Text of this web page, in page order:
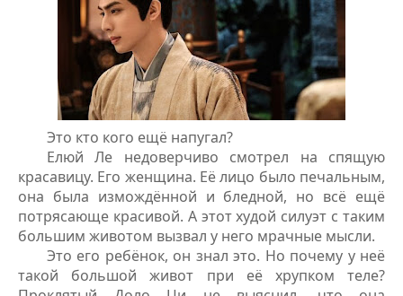
Это кто кого ещё напугал?
Елюй Ле недоверчиво смотрел на спящую
красавицу. Его женщина. Её лицо было печальным,
она была измождённой и бледной, но всё ещё
потрясающе красивой. А этот худой силуэт с таким
большим животом вызвал у него мрачные мысли.
Это его ребёнок, он знал это. Но почему у неё
такой большой живот при её хрупком теле?